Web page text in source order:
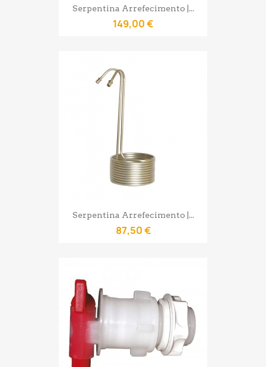
Serpentina Arrefecimento |...
149,00 €
Serpentina Arrefecimento |...
87,50 €